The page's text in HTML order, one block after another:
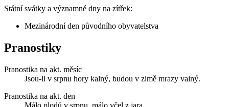
Státní svátky a významné dny na zítřek:
Mezinárodní den původního obyvatelstva
Pranostiky
Pranostika na akt. měsíc
Jsou-li v srpnu hory kalný, budou v zimě mrazy valný.
Pranostika na akt. den
Málo plodů v srpnu, málo včel z jara.